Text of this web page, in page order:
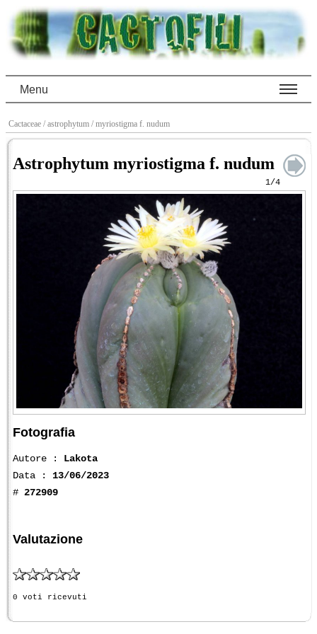
Menu
Cactaceae / astrophytum / myriostigma f. nudum
Astrophytum myriostigma f. nudum
1/4
Fotografia
Autore : Lakota
Data : 13/06/2023
# 272909
Valutazione
0 voti ricevuti